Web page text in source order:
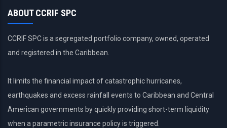
ABOUT CCRIF SPC
CCRIF SPC is a segregated portfolio company, owned, operated
and registered in the Caribbean.
It limits the financial impact of catastrophic hurricanes,
earthquakes and excess rainfall events to Caribbean and Central
American governments by quickly providing short-term liquidity
when a parametric insurance policy is triggered.